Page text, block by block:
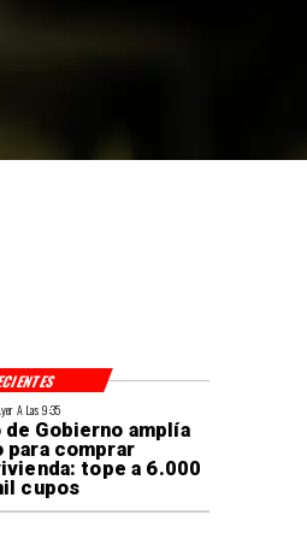
A Las 9:35
Gobierno amplía
para comprar
tope a 6.000
cupos